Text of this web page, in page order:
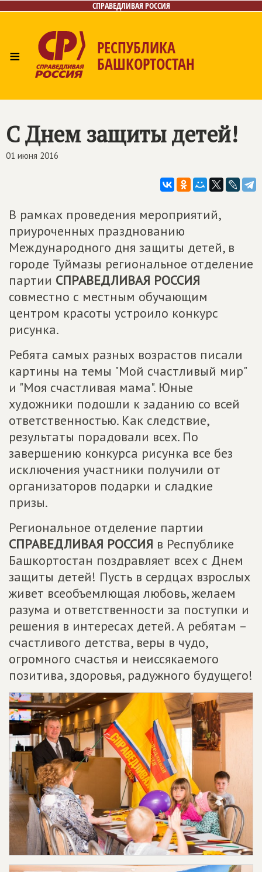
СПРАВЕДЛИВАЯ РОССИЯ
≡ РЕСПУБЛИКА
БАШКОРТОСТАН
С Днем защиты детей!
01 июня 2016
В рамках проведения мероприятий,
приуроченных празднованию
Международного дня защиты детей, в
городе Туймазы региональное отделение
партии СПРАВЕДЛИВАЯ РОССИЯ
совместно с местным обучающим
центром красоты устроило конкурс
рисунка.
Ребята самых разных возрастов писали
картины на темы "Мой счастливый мир"
и "Моя счастливая мама". Юные
художники подошли к заданию со всей
ответственностью. Как следствие,
результаты порадовали всех. По
завершению конкурса рисунка все без
исключения участники получили от
организаторов подарки и сладкие
призы.
Региональное отделение партии
СПРАВЕДЛИВАЯ РОССИЯ в Республике
Башкортостан поздравляет всех с Днем
защиты детей! Пусть в сердцах взрослых
живет всеобъемлющая любовь, желаем
разума и ответственности за поступки и
решения в интересах детей. А ребятам –
счастливого детства, веры в чудо,
огромного счастья и неиссякаемого
позитива, здоровья, радужного будущего!